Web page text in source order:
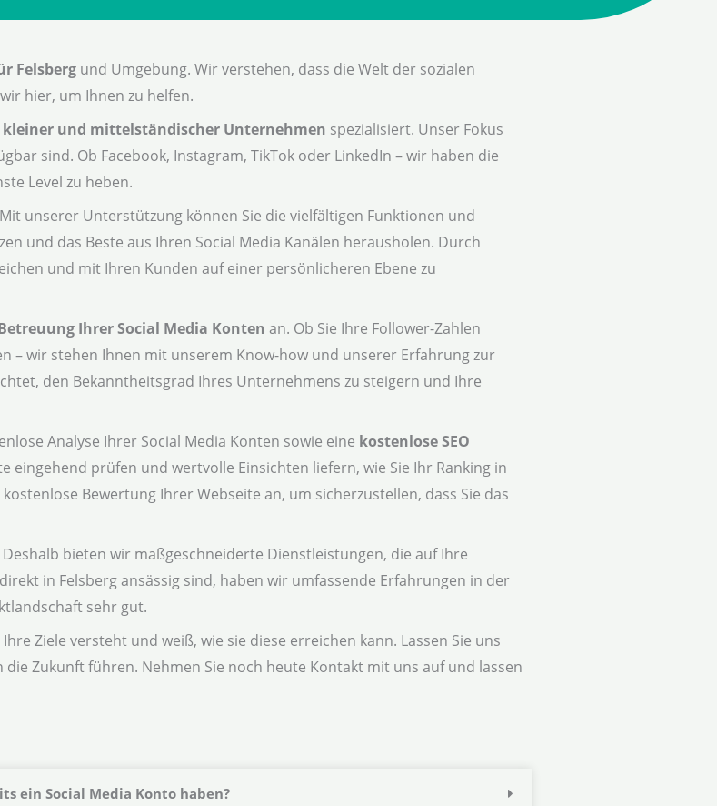
Felsberg und Umgebung. Wir verstehen, dass die Welt der sozialen
hier, um Ihnen zu helfen.
kleiner und mittelständischer Unternehmen spezialisiert. Unser Fokus
sind. Ob Facebook, Instagram, TikTok oder LinkedIn – wir haben die
Level zu heben.
unserer Unterstützung können Sie die vielfältigen Funktionen und
und das Beste aus Ihren Social Media Kanälen herausholen. Durch
und mit Ihren Kunden auf einer persönlicheren Ebene zu
Ihrer Social Media Konten an. Ob Sie Ihre Follower-Zahlen
– wir stehen Ihnen mit unserem Know-how und unserer Erfahrung zur
den Bekanntheitsgrad Ihres Unternehmens zu steigern und Ihre
Analyse Ihrer Social Media Konten sowie eine kostenlose SEO
eingehend prüfen und wertvolle Einsichten liefern, wie Sie Ihr Ranking in
Bewertung Ihrer Webseite an, um sicherzustellen, dass Sie das
bieten wir maßgeschneiderte Dienstleistungen, die auf Ihre
in Felsberg ansässig sind, haben wir umfassende Erfahrungen in der
sehr gut.
Ziele versteht und weiß, wie sie diese erreichen kann. Lassen Sie uns
Zukunft führen. Nehmen Sie noch heute Kontakt mit uns auf und lassen
ein Social Media Konto haben?